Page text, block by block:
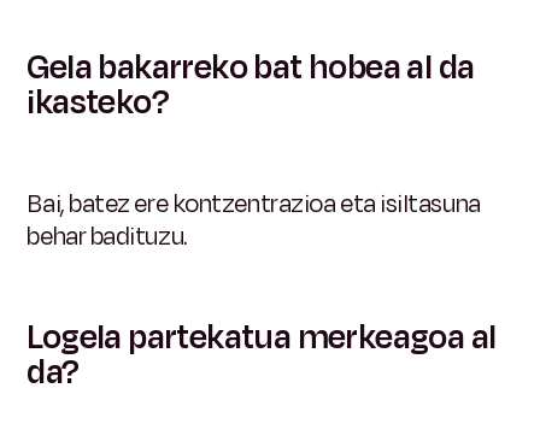
Gela bakarreko bat hobea al da
ikasteko?
Bai, batez ere kontzentrazioa eta isiltasuna
behar badituzu.
Logela partekatua merkeagoa al
da?